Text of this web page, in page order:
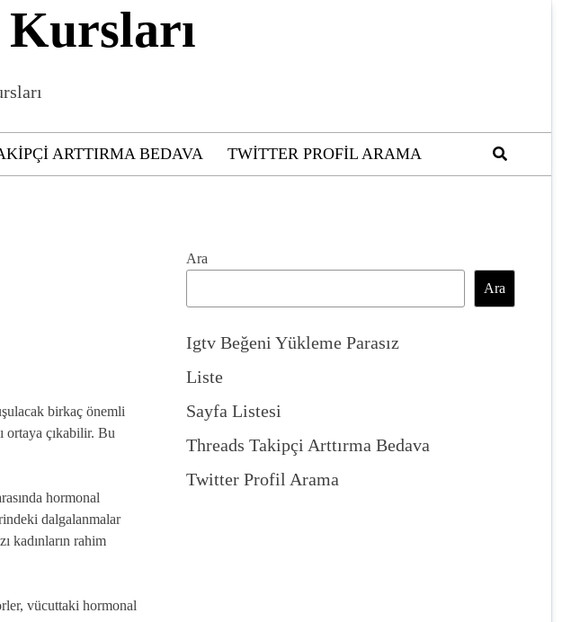
Kursları
ARTTIRMA BEDAVA TWITTER PROFIL ARAMA
birkaç önemli
ortaya çıkabilir. Bu
hormonal
dalgalanmalar
kadınların rahim
vücuttaki hormonal
Ara
Ara
Igtv Beğeni Yükleme Parasız
Liste
Sayfa Listesi
Threads Takipçi Arttırma Bedava
Twitter Profil Arama